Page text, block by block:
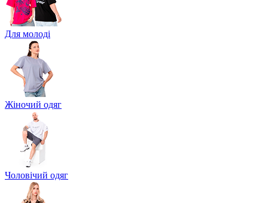
Для молоді
Жіночий одяг
Чоловічий одяг